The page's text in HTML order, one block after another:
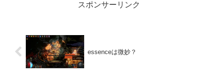
スポンサーリンク
essenceは微妙？